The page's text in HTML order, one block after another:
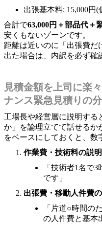
出張基本料: 15,000円(
合計で63,000円＋部品代＋
安くもないゾーンです。
距離は近いのに「出張費だ
出た場合は、内訳を必ず確
見積金額を上司に楽
ナンス緊急見積りの
工場長や経営層に説明する
か」を論理立てて話せるか
をベースにしておくと、数
作業費・技術料の説明
「技術者1名で
です」
出張費・移動人件費
「片道○時間の
の人件費と基本